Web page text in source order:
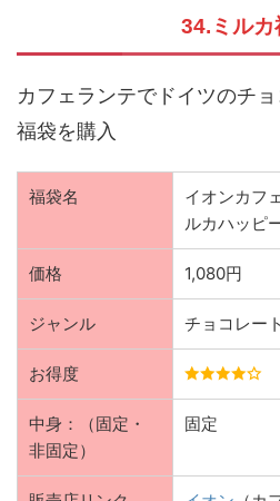
34.ミルカ
カフェランテでドイツのチ
福袋を購入
福袋名
イオンカフ
ルカハッピ
価格 1,080円
ジャンル チョコレート
お得度
中身：（固定・
非固定）
固定